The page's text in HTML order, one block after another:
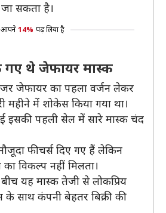
सकता है।
आपने 14% पढ़ लिया है
गए थे जेफायर मास्क
जेफायर का पहला वर्जन लेकर
में शोकेस किया गया था।
इसकी पहली सेल में सारे मास्क चंद
फीचर्स दिए गए हैं लेकिन
विकल्प नहीं मिलता।
यह मास्क तेजी से लोकप्रिय
साथ कंपनी बेहतर बिक्री की